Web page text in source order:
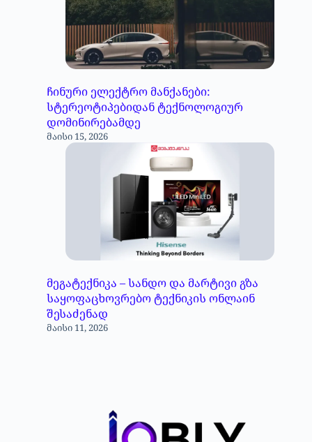
ჩინური ელექტრო მანქანები:
სტერეოტიპებიდან ტექნოლოგიურ
დომინირებამდე
მაისი 15, 2026
მეგატექნიკა – სანდო და მარტივი გზა
საყოფაცხოვრებო ტექნიკის ონლაინ
შესაძენად
მაისი 11, 2026